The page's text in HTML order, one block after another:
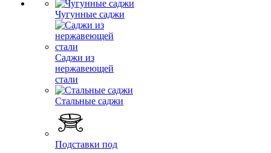
Чугунные саджи
Саджи из
нержавеющей
стали
Стальные саджи
Подставки под